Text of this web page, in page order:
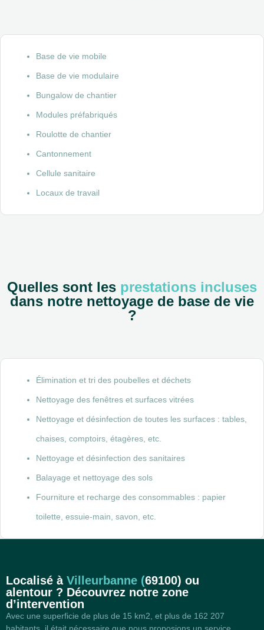
Base de vie mobile
Base de vie modulaire
Bungalow de chantier
Modules préfabriqués
Roulotte de chantier
Cantonnement
Cellule sanitaire
Locaux de travail
Quelles sont les prestations incluses
dans notre nettoyage de base de vie
?
Élimination et tri des poubelles et déchets
Nettoyage des fenêtres et surfaces vitrées
Nettoyage et désinfection de toutes les surfaces : tables,
chaises, comptoirs, étagères, etc.
Nettoyage et désinfection des sanitaires
Balayage et nettoyage des sols
Fourniture et recharge des consommables : papier
toilette, essuie-main, savon, etc.
Localisé à Villeurbanne (69100) ou
alentour ? Découvrez notre zone
d’intervention
Avec une superficie de plus de 15 km2, et plus de 162 207
habitants, il était nécessaire que nous proposions un service